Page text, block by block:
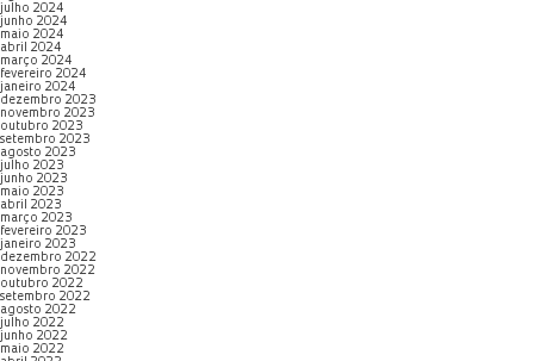
julho 2024
junho 2024
maio 2024
abril 2024
março 2024
fevereiro 2024
janeiro 2024
dezembro 2023
novembro 2023
outubro 2023
setembro 2023
agosto 2023
julho 2023
junho 2023
maio 2023
abril 2023
março 2023
fevereiro 2023
janeiro 2023
dezembro 2022
novembro 2022
outubro 2022
setembro 2022
agosto 2022
julho 2022
junho 2022
maio 2022